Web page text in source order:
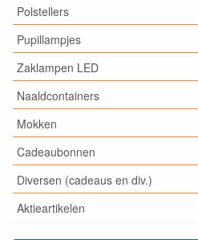
Polstellers
Pupillampjes
Zaklampen LED
Naaldcontainers
Mokken
Cadeaubonnen
Diversen (cadeaus en div.)
Aktieartikelen